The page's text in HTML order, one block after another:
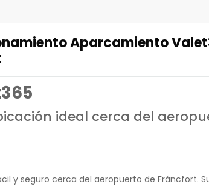
Aparcamiento
ideal cerca del
y seguro cerca del aeropuerto de Fráncfort.